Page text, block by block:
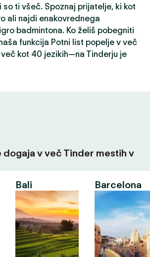
so ti všeč. Spoznaj prijatelje, ki kot
ali najdi enakovrednega
badmintona. Ko želiš pobegniti
funkcija Potni list popelje v več
kot 40 jezikih—na Tinderju je
dogaja v več Tinder mestih v
Bali Barcelona